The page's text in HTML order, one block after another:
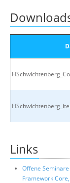
Links
Offene Seminare
Framework